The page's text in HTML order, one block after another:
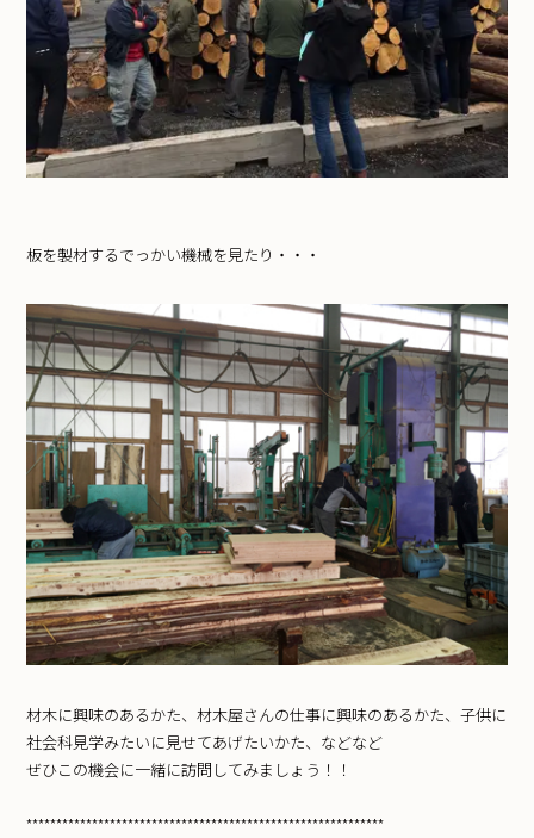
板を製材するでっかい機械を見たり・・・
材木に興味のあるかた、材木屋さんの仕事に興味のあるかた、子供に
社会科見学みたいに見せてあげたいかた、などなど
ぜひこの機会に一緒に訪問してみましょう！！
************************************************************